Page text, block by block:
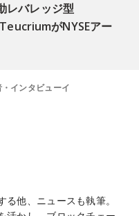
レバレッジ型
がNYSEアー
インタビューイ
他、ニュースも執筆。